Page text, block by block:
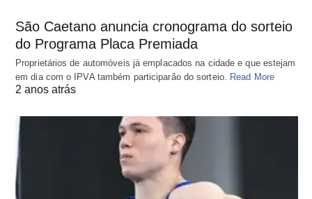
São Caetano anuncia cronograma do sorteio
do Programa Placa Premiada
Proprietários de automóveis já emplacados na cidade e que estejam
em dia com o IPVA também participarão do sorteio. Read More
2 anos atrás